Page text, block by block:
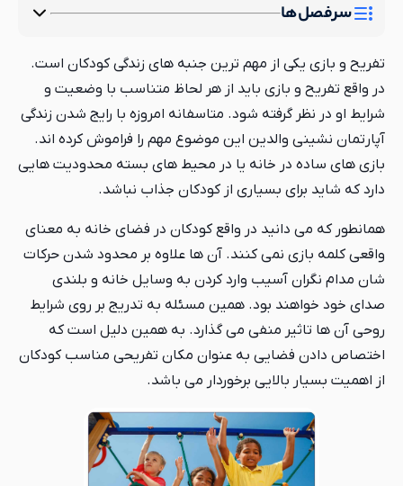
سرفصل‌ها
تفریح و بازی یکی از مهم ترین جنبه های زندگی کودکان است.
در واقع تفریح و بازی باید از هر لحاظ متناسب با وضعیت و
شرایط او در نظر گرفته شود. متاسفانه امروزه با رایج شدن زندگی
آپارتمان نشینی والدین این موضوع مهم را فراموش کرده اند.
بازی های ساده در خانه یا در محیط های بسته محدودیت هایی
دارد که شاید برای بسیاری از کودکان جذاب نباشد.
همانطور که می دانید در واقع کودکان در فضای خانه به معنای
واقعی کلمه بازی نمی کنند. آن ها علاوه بر محدود شدن حرکات
شان مدام نگران آسیب وارد کردن به وسایل خانه و بلندی
صدای خود خواهند بود. همین مسئله به تدریج بر روی شرایط
روحی آن ها تاثیر منفی می گذارد. به همین دلیل است که
اختصاص دادن فضایی به عنوان مکان تفریحی مناسب کودکان
از اهمیت بسیار بالایی برخوردار می باشد.